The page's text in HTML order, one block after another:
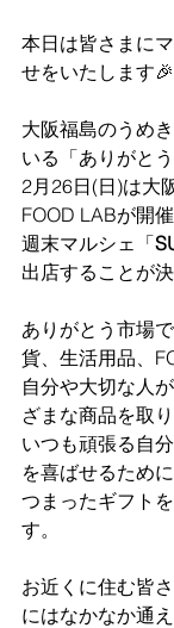
本日は皆さまに
せをいたします🎉
大阪福島のうめ
いる「ありがと
2月26日(日)は大
FOOD LABが開
週末マルシェ「
出店することが
ありがとう市場
貨、生活用品、
自分や大切な人
ざまな商品を取
いつも頑張る自
を喜ばせるため
つまったギフト
す。
お近くに住む皆
にはなかなか通